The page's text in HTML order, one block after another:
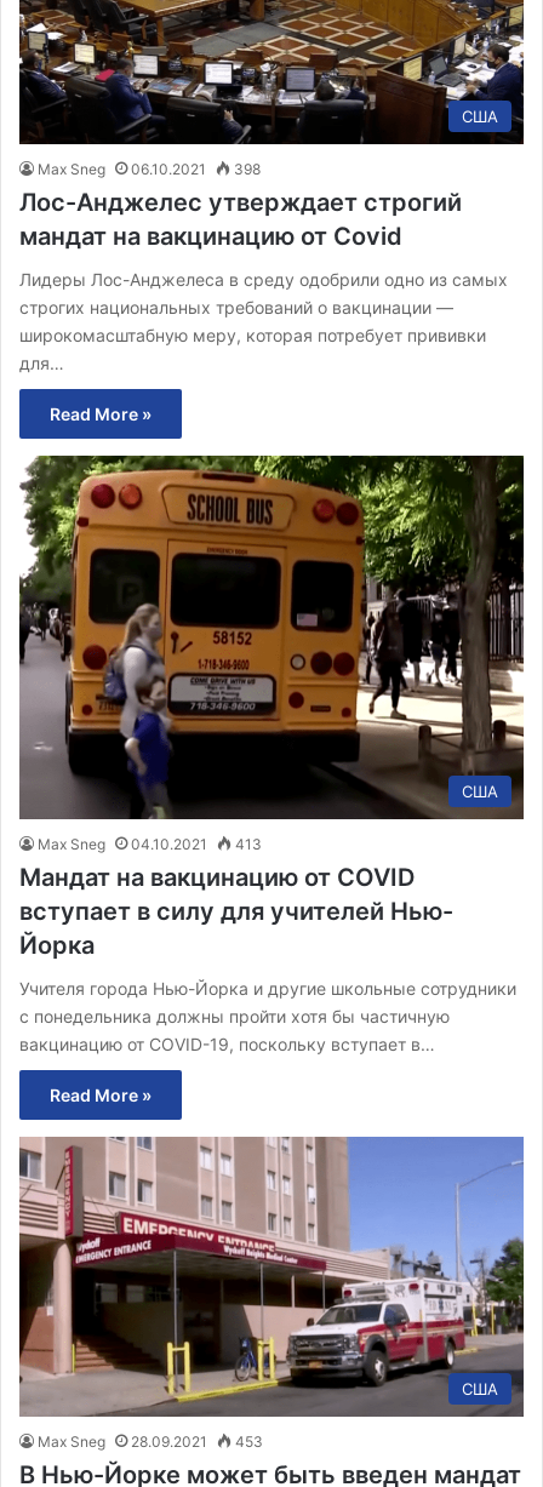
США
Max Sneg 06.10.2021 398
Лос-Анджелес утверждает строгий
мандат на вакцинацию от Covid
Лидеры Лос-Анджелеса в среду одобрили одно из самых
строгих национальных требований о вакцинации —
широкомасштабную меру, которая потребует прививки
для…
Read More »
США
Max Sneg 04.10.2021 413
Мандат на вакцинацию от COVID
вступает в силу для учителей Нью-
Йорка
Учителя города Нью-Йорка и другие школьные сотрудники
с понедельника должны пройти хотя бы частичную
вакцинацию от COVID-19, поскольку вступает в…
Read More »
США
Max Sneg 28.09.2021 453
В Нью-Йорке может быть введен мандат